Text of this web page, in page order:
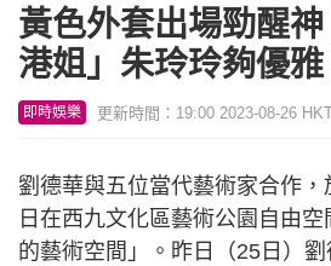
黃色外套出場勁醒
港姐」朱玲玲夠優雅
即時娛樂 更新時間：19:00 2023-08-26
劉德華與五位當代藝術家合作
日在西九文化區藝術公園自由
的藝術空間」。昨日（25日）